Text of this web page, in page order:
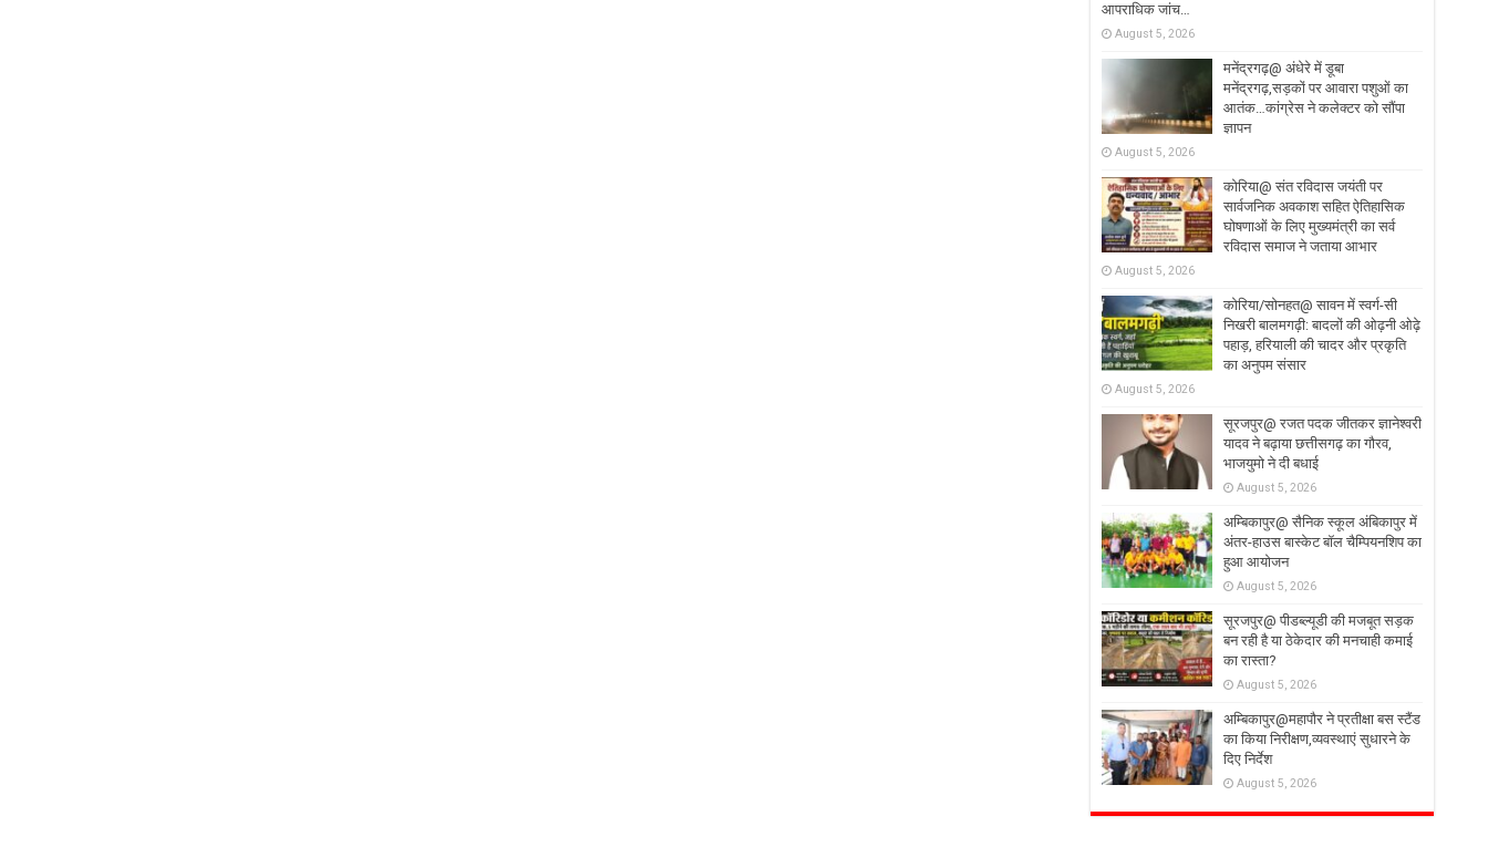
आपराधिक जांच…
August 5, 2026
मनेंद्रगढ़@ अंधेरे में डूबा
मनेंद्रगढ़,सड़कों पर आवारा पशुओं का
आतंक…कांग्रेस ने कलेक्टर को सौंपा
ज्ञापन
August 5, 2026
कोरिया@ संत रविदास जयंती पर
सार्वजनिक अवकाश सहित ऐतिहासिक
घोषणाओं के लिए मुख्यमंत्री का सर्व
रविदास समाज ने जताया आभार
August 5, 2026
कोरिया/सोनहत@ सावन में स्वर्ग-सी
निखरी बालमगढ़ी: बादलों की ओढ़नी ओढ़े
पहाड़, हरियाली की चादर और प्रकृति
का अनुपम संसार
August 5, 2026
सूरजपुर@ रजत पदक जीतकर ज्ञानेश्वरी
यादव ने बढ़ाया छत्तीसगढ़ का गौरव,
भाजयुमो ने दी बधाई
August 5, 2026
अम्बिकापुर@ सैनिक स्कूल अंबिकापुर में
अंतर-हाउस बास्केट बॉल चैम्पियनशिप का
हुआ आयोजन
August 5, 2026
सूरजपुर@ पीडब्ल्यूडी की मजबूत सड़क
बन रही है या ठेकेदार की मनचाही कमाई
का रास्ता?
August 5, 2026
अम्बिकापुर@महापौर ने प्रतीक्षा बस स्टैंड
का किया निरीक्षण,व्यवस्थाएं सुधारने के
दिए निर्देश
August 5, 2026